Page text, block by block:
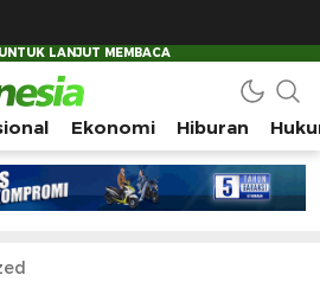
Secara Utuh
Ekonomi Hiburan